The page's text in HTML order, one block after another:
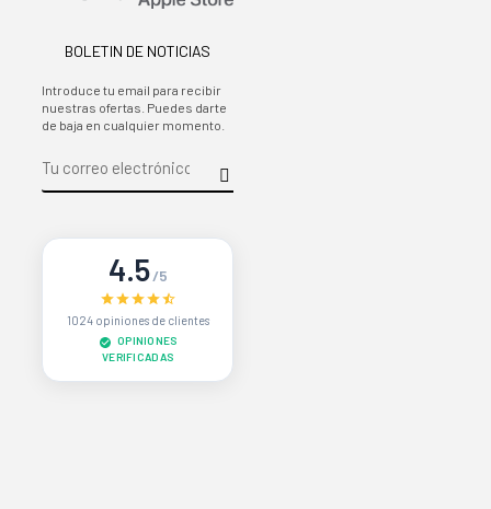
BOLETIN DE NOTICIAS
Introduce tu email para recibir
nuestras ofertas. Puedes darte
de baja en cualquier momento.
4.5/5
1024 opiniones de clientes
OPINIONES
VERIFICADAS